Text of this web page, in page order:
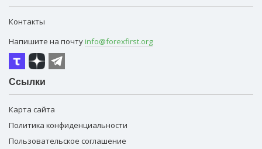
Контакты
Напишите на почту info@forexfirst.org
Ссылки
Карта сайта
Политика конфиденциальности
Пользовательское соглашение